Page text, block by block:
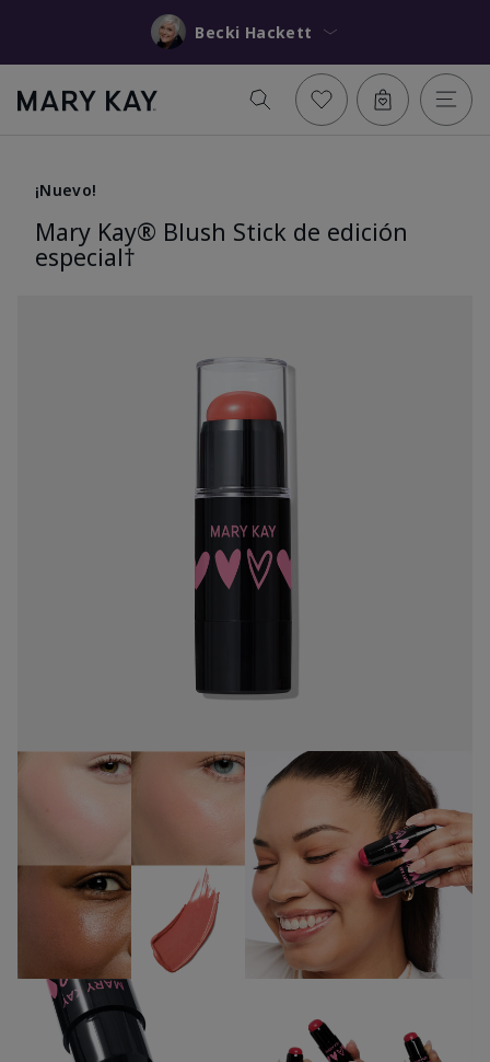
Becki Hackett
¡Nuevo!
Mary Kay® Blush Stick de edición
especial†